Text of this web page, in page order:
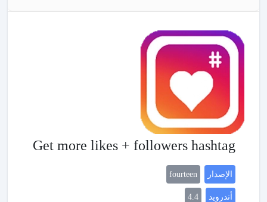
Get more likes + followers hashtag
الإصدار fourteen
أندرويد 4.4